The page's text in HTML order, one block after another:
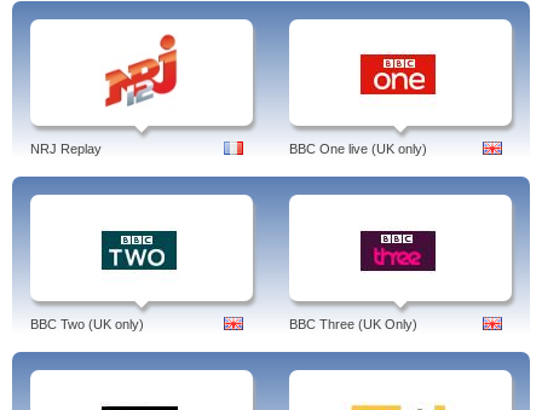
NRJ Replay BBC One live (UK only)
BBC Two (UK only) BBC Three (UK Only)